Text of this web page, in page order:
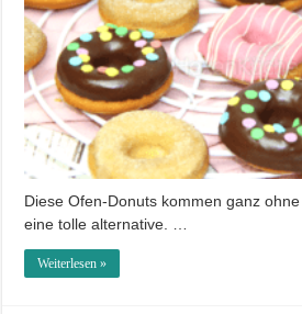
Diese Ofen-Donuts kommen ganz
eine tolle alternative. …
Weiterlesen »